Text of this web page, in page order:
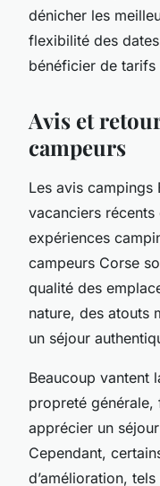
dénicher les
flexibilité des
bénéficier de tarifs
Avis et
campeurs
Les avis campings
vacanciers
expériences
campeurs Corse
qualité des
nature, des atouts
un séjour
Beaucoup vantent
propreté
apprécier un
Cependant,
d’amélioration,